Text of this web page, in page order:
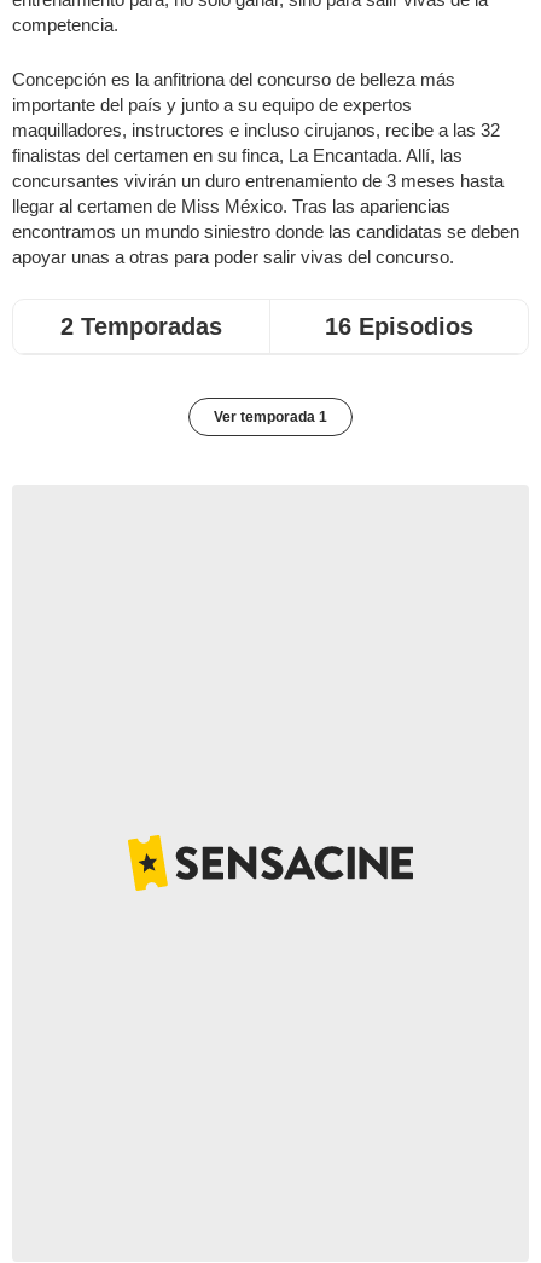
competencia.
Concepción es la anfitriona del concurso de belleza más
importante del país y junto a su equipo de expertos
maquilladores, instructores e incluso cirujanos, recibe a las 32
finalistas del certamen en su finca, La Encantada. Allí, las
concursantes vivirán un duro entrenamiento de 3 meses hasta
llegar al certamen de Miss México. Tras las apariencias
encontramos un mundo siniestro donde las candidatas se deben
apoyar unas a otras para poder salir vivas del concurso.
2 Temporadas 16 Episodios
Ver temporada 1